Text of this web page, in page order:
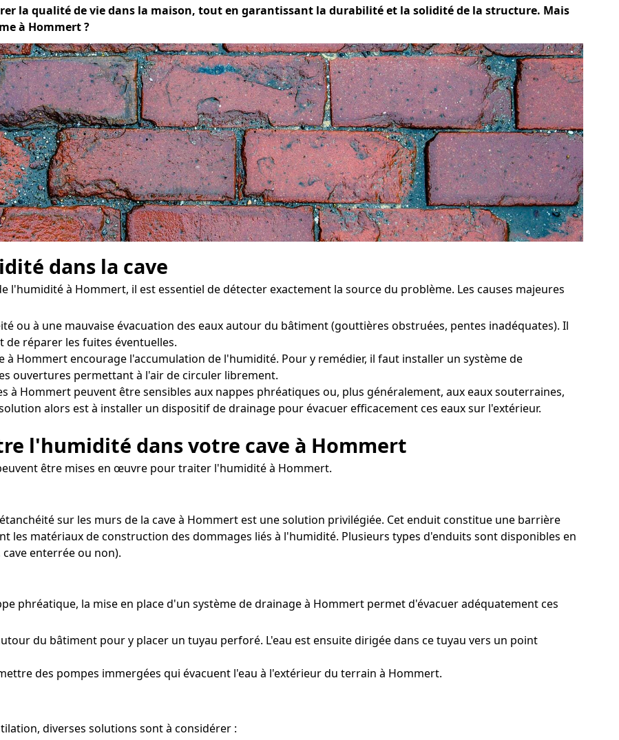
la qualité de vie dans la maison, tout en garantissant la durabilité et la solidité de la structure. Mais
à Hommert ?
dans la cave
à Hommert, il est essentiel de détecter exactement la source du problème. Les causes majeures
ou à une mauvaise évacuation des eaux autour du bâtiment (gouttières obstruées, pentes inadéquates). Il
réparer les fuites éventuelles.
à Hommert encourage l'accumulation de l'humidité. Pour y remédier, il faut installer un système de
ouvertures permettant à l'air de circuler librement.
à Hommert peuvent être sensibles aux nappes phréatiques ou, plus généralement, aux eaux souterraines,
alors est à installer un dispositif de drainage pour évacuer efficacement ces eaux sur l'extérieur.
l'humidité dans votre cave à Hommert
être mises en œuvre pour traiter l'humidité à Hommert.
sur les murs de la cave à Hommert est une solution privilégiée. Cet enduit constitue une barrière
matériaux de construction des dommages liés à l'humidité. Plusieurs types d'enduits sont disponibles en
enterrée ou non).
phréatique, la mise en place d'un système de drainage à Hommert permet d'évacuer adéquatement ces
du bâtiment pour y placer un tuyau perforé. L'eau est ensuite dirigée dans ce tuyau vers un point
des pompes immergées qui évacuent l'eau à l'extérieur du terrain à Hommert.
diverses solutions sont à considérer :